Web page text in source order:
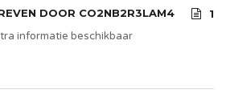
DOOR CO2NB2R3LAM4
1
informatie beschikbaar